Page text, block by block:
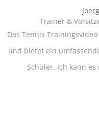
Trainer &
Das Tennis
und bietet ein
Schüler. Ich kann